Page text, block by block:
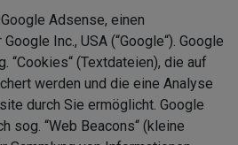
Adsense, einen
Inc., USA (“Google“). Google
“Cookies“ (Textdateien), die auf
werden und die eine Analyse
durch Sie ermöglicht. Google
sog. “Web Beacons“ (kleine